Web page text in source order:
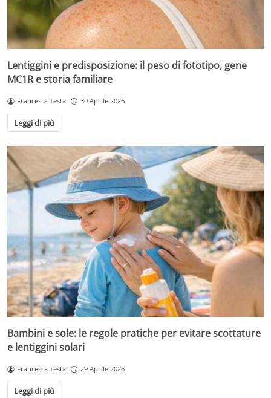
Lentiggini e predisposizione: il peso di fototipo, gene
MC1R e storia familiare
Francesca Testa 30 Aprile 2026
Leggi di più
Bambini e sole: le regole pratiche per evitare scottature
e lentiggini solari
Francesca Testa 29 Aprile 2026
Leggi di più